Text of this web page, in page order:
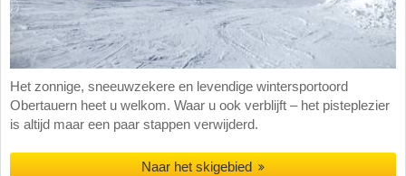
Het zonnige, sneeuwzekere en levendige wintersportoord
Obertauern heet u welkom. Waar u ook verblijft – het pisteplezier
is altijd maar een paar stappen verwijderd.
Naar het skigebied